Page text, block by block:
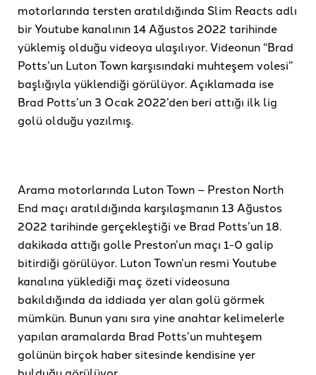
motorlarında tersten aratıldığında Slim Reacts adlı
bir Youtube kanalının 14 Ağustos 2022 tarihinde
yüklemiş olduğu videoya ulaşılıyor. Videonun “Brad
Potts’un Luton Town karşısındaki muhteşem volesi”
başlığıyla yüklendiği görülüyor. Açıklamada ise
Brad Potts’un 3 Ocak 2022’den beri attığı ilk lig
golü olduğu yazılmış.
Arama motorlarında Luton Town – Preston North
End maçı aratıldığında karşılaşmanın 13 Ağustos
2022 tarihinde gerçekleştiği ve Brad Potts’un 18.
dakikada attığı golle Preston’un maçı 1-0 galip
bitirdiği görülüyor. Luton Town’un resmi Youtube
kanalına yüklediği maç özeti videosuna
bakıldığında da iddiada yer alan golü görmek
mümkün. Bunun yanı sıra yine anahtar kelimelerle
yapılan aramalarda Brad Potts’un muhteşem
golünün birçok haber sitesinde kendisine yer